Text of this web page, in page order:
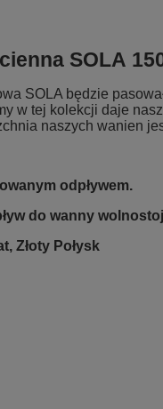
SOLA
SOLA będzie
w tej kolekcji daje
naszych wanien
odpływem.
do wanny
Złoty Połysk